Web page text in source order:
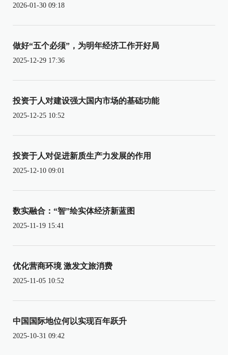
2026-01-30 09:18
做好“五个必须”，为明年经济工作开好局
2025-12-29 17:36
投资于人对建设强大国内市场的基础功能
2025-12-25 10:52
投资于人对促进新质生产力发展的作用
2025-12-10 09:01
数实融合：“智”绘实体经济新蓝图
2025-11-19 15:41
优化营商环境 激发文旅消费
2025-11-05 10:52
中国国际地位何以实现百年跃升
2025-10-31 09:42